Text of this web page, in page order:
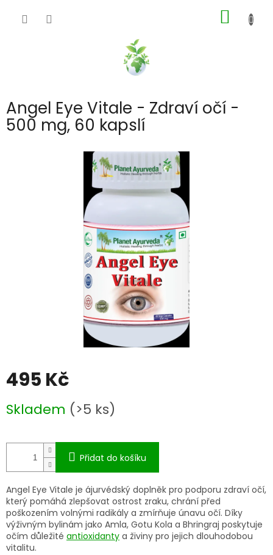
KOŠÍK
Angel Eye Vitale - Zdraví očí -
500 mg, 60 kapslí
495 Kč
cena:
Skladem (>5 ks)
Přidat do košíku
Angel Eye Vitale je ájurvédský doplněk pro podporu zdraví očí,
který pomáhá zlepšovat ostrost zraku, chrání před
poškozením volnými radikály a zmírňuje únavu očí. Díky
výživným bylinám jako Amla, Gotu Kola a Bhringraj poskytuje
očím důležité antioxidanty a živiny pro jejich dlouhodobou
vitalitu.